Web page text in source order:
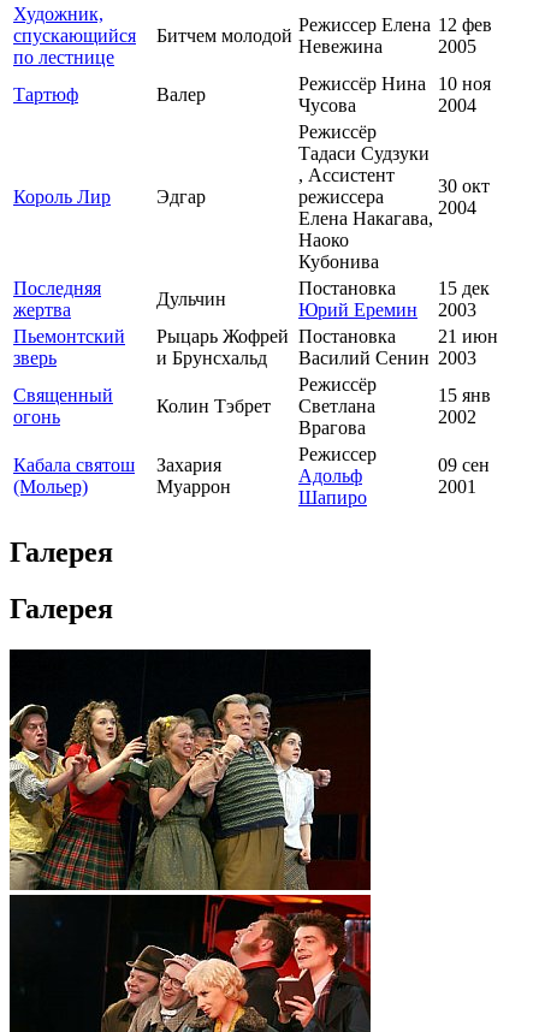
Художник,
спускающийся
по лестнице
Битчем молодой
Режиссер Елена
Невежина
12 фев
2005
Тартюф Валер
Режиссёр Нина
Чусова
10 ноя
2004
Король Лир Эдгар
Режиссёр
Тадаси Судзуки
, Ассистент
режиссера
Елена Накагава,
Наоко
Кубонива
30 окт
2004
Последняя
жертва
Дульчин
Постановка
Юрий Еремин
15 дек
2003
Пьемонтский
зверь
Рыцарь Жофрей
и Брунсхальд
Постановка
Василий Сенин
21 июн
2003
Священный
огонь
Колин Тэбрет
Режиссёр
Светлана
Врагова
15 янв
2002
Кабала святош
(Мольер)
Захария
Муаррон
Режиссер
Адольф
Шапиро
09 сен
2001
Галерея
Галерея